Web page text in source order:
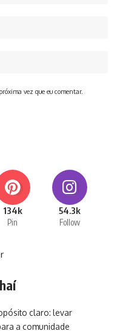
vez que eu comentar.
134k
Pin
54.3k
Follow
claro: levar
a comunidade